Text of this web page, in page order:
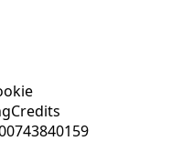
Credits